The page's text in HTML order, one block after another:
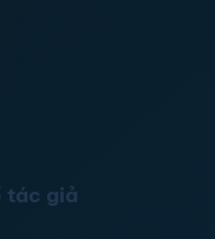
tác giả